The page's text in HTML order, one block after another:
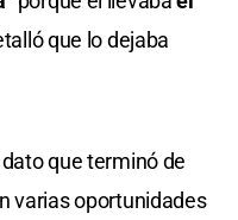
que lo dejaba
que terminó de
varias oportunidades